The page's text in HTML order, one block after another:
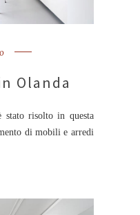
Olanda
risolto in questa
di mobili e arredi